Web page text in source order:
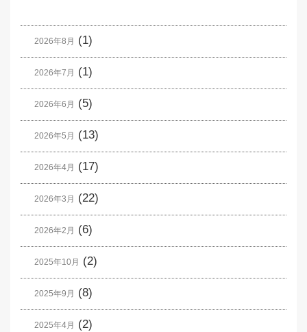
2026年8月 (1)
2026年7月 (1)
2026年6月 (5)
2026年5月 (13)
2026年4月 (17)
2026年3月 (22)
2026年2月 (6)
2025年10月 (2)
2025年9月 (8)
2025年4月 (2)